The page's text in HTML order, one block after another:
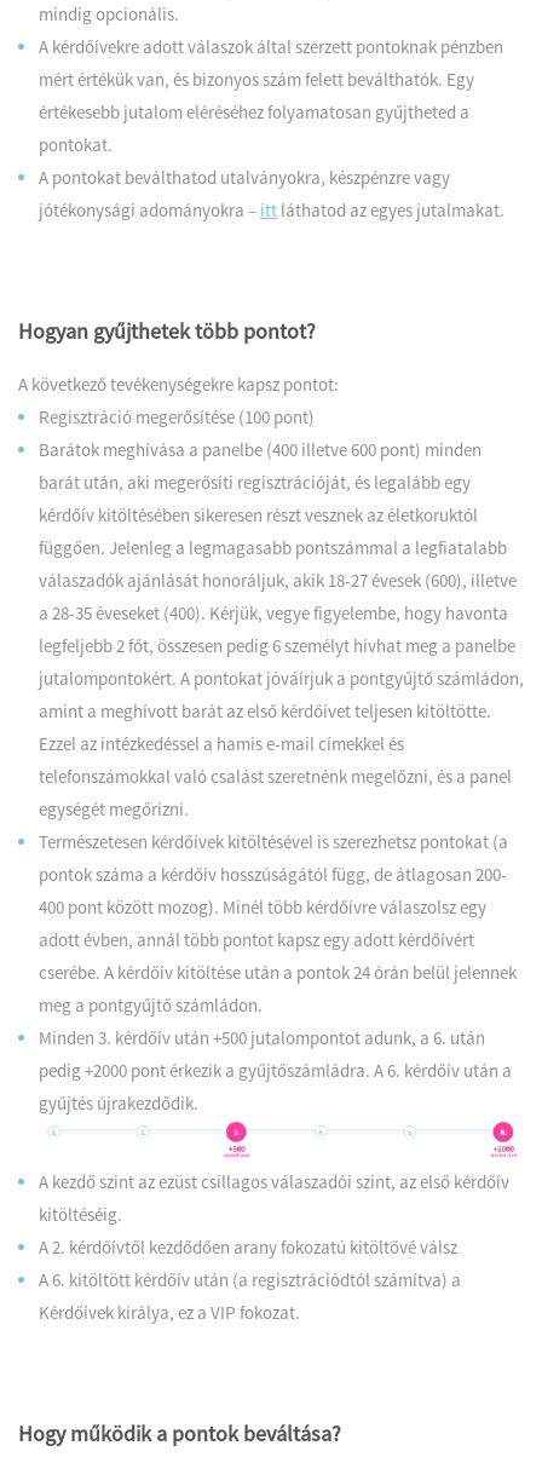
mindig opcionális.
A kérdőívekre adott válaszok által szerzett pontoknak pénzben
mért értékük van, és bizonyos szám felett beválthatók. Egy
értékesebb jutalom eléréséhez folyamatosan gyűjtheted a
pontokat.
A pontokat beválthatod utalványokra, készpénzre vagy
jótékonysági adományokra – itt láthatod az egyes jutalmakat.
Hogyan gyűjthetek több pontot?
A következő tevékenységekre kapsz pontot:
Regisztráció megerősítése (100 pont)
Barátok meghívása a panelbe (400 illetve 600 pont) minden
barát után, aki megerősíti regisztrációját, és legalább egy
kérdőív kitöltésében sikeresen részt vesznek az életkoruktól
függően. Jelenleg a legmagasabb pontszámmal a legfiatalabb
válaszadók ajánlását honoráljuk, akik 18-27 évesek (600), illetve
a 28-35 éveseket (400). Kérjük, vegye figyelembe, hogy havonta
legfeljebb 2 főt, összesen pedig 6 személyt hívhat meg a panelbe
jutalompontokért. A pontokat jóváírjuk a pontgyűjtő számládon,
amint a meghívott barát az első kérdőívet teljesen kitöltötte.
Ezzel az intézkedéssel a hamis e-mail címekkel és
telefonszámokkal való csalást szeretnénk megelőzni, és a panel
egységét megőrizni.
Természetesen kérdőívek kitöltésével is szerezhetsz pontokat (a
pontok száma a kérdőív hosszúságától függ, de átlagosan 200-
400 pont között mozog). Minél több kérdőívre válaszolsz egy
adott évben, annál több pontot kapsz egy adott kérdőívért
cserébe. A kérdőív kitöltése után a pontok 24 órán belül jelennek
meg a pontgyűjtő számládon.
Minden 3. kérdőív után +500 jutalompontot adunk, a 6. után
pedig +2000 pont érkezik a gyűjtőszámládra. A 6. kérdőív után a
gyűjtés újrakezdődik.
A kezdő szint az ezüst csillagos válaszadói szint, az első kérdőív
kitöltéséig.
A 2. kérdőívtől kezdődően arany fokozatú kitöltővé válsz
A 6. kitöltött kérdőív után (a regisztrációdtól számítva) a
Kérdőívek királya, ez a VIP fokozat.
Hogy működik a pontok beváltása?